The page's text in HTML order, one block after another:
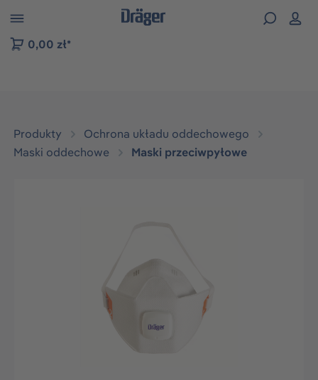
do nawigacji na platformie B2B
0,00 zł*
Produkty
Ochrona układu oddechowego
Maski oddechowe
Maski przeciwpyłowe